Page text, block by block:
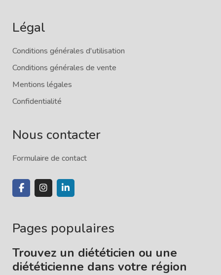
Légal
Conditions générales d'utilisation
Conditions générales de vente
Mentions légales
Confidentialité
Nous contacter
Formulaire de contact
Pages populaires
Trouvez un diététicien ou une
diététicienne dans votre région